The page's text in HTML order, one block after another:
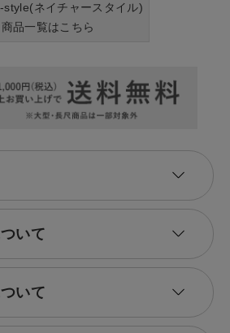
style(ネイチャースタイル)
商品一覧はこちら
いて
いて